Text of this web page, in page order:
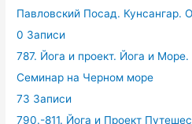
Павловский Посад. Кунсангар.
0 Записи
787. Йога и проект. Йога и
Семинар на Черном море
73 Записи
790.-811. Йога и Проект